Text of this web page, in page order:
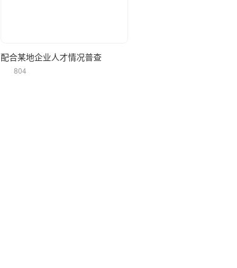
配合某地企业人才情况普查
804